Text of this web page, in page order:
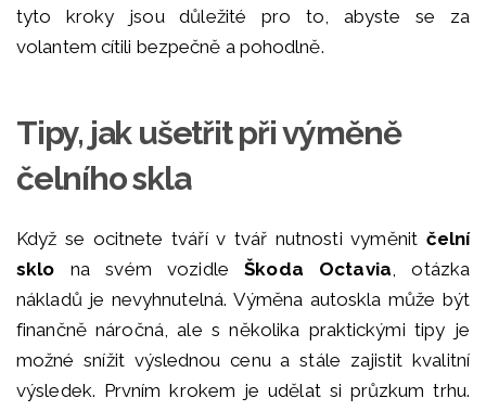
tyto kroky jsou důležité pro to, abyste se za
volantem cítili bezpečně a pohodlně.
Tipy, jak ušetřit při výměně
čelního skla
Když se ocitnete tváří v tvář nutnosti vyměnit čelní
sklo na svém vozidleŠkoda Octavia, otázka
nákladů je nevyhnutelná. Výměna autoskla může být
finančně náročná, ale s několika praktickými tipy je
možné snížit výslednou cenu a stále zajistit kvalitní
výsledek. Prvním krokem je udělat si průzkum trhu.